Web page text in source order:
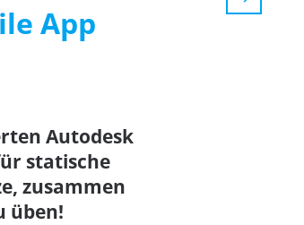
App
Autodesk
statische
zusammen
üben!